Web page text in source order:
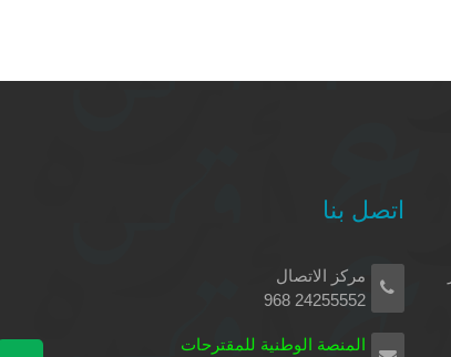
اتصل بنا
مركز الاتصال
24255552 968
المنصة الوطنية للمقترحات